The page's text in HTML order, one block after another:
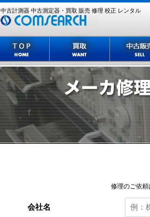
中古計測器 中古測定器・買取 販売 修理 校正 レンタル
主な買取機種
修理のご依頼
会社名